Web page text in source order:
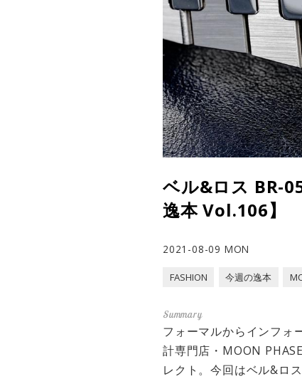
ベル&ロス BR-
逸本 Vol.106】
2021-08-09 MON
FASHION 今週の逸本
フォーマルからインフォ
計専門店・MOON
レクト。今回はベル&ロ